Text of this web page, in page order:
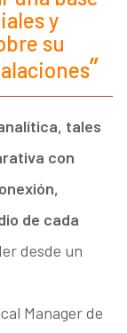
y
su
tales
con
de cada
desde un
Manager de